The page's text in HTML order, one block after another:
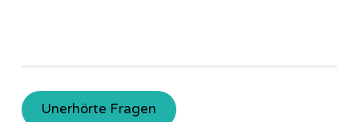
Unerhörte Fragen